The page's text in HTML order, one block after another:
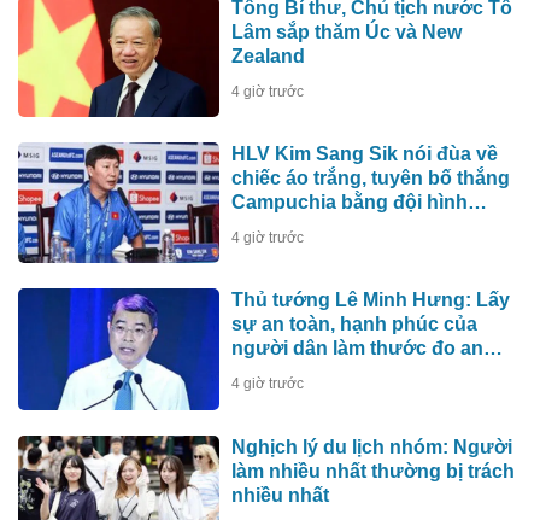
Tổng Bí thư, Chủ tịch nước Tô
Lâm sắp thăm Úc và New
Zealand
4 giờ trước
HLV Kim Sang Sik nói đùa về
chiếc áo trắng, tuyên bố thắng
Campuchia bằng đội hình
mạnh nhất
4 giờ trước
Thủ tướng Lê Minh Hưng: Lấy
sự an toàn, hạnh phúc của
người dân làm thước đo an
ninh mạng
4 giờ trước
Nghịch lý du lịch nhóm: Người
làm nhiều nhất thường bị trách
nhiều nhất